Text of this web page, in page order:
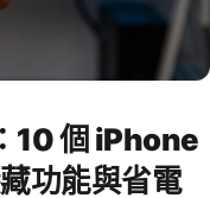
10 個 iPhone
功能與省電